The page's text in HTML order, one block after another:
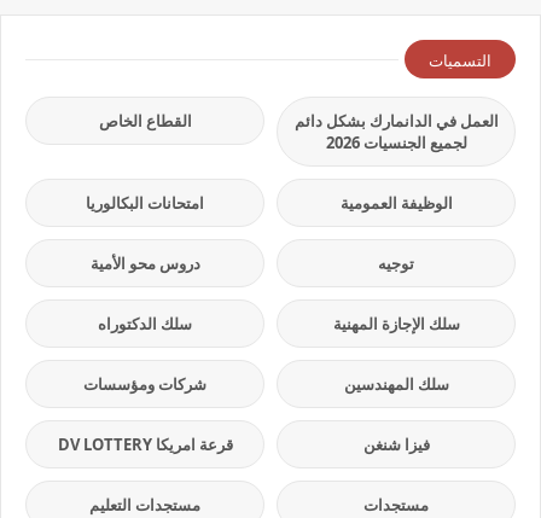
التسميات
العمل في الدانمارك بشكل دائم
لجميع الجنسيات 2026
القطاع الخاص
الوظيفة العمومية امتحانات البكالوريا
توجيه دروس محو الأمية
سلك الإجازة المهنية سلك الدكتوراه
سلك المهندسين شركات ومؤسسات
فيزا شنغن قرعة امريكا DV LOTTERY
مستجدات مستجدات التعليم